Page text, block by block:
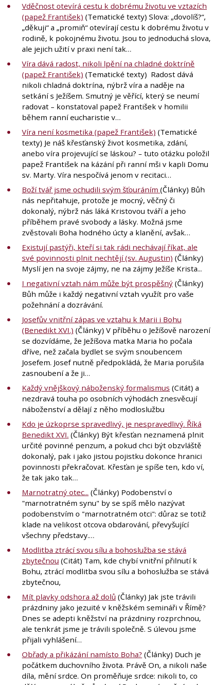
Vděčnost otevírá cestu k dobrému životu ve vztazích
(papež František) (Tematické texty) Slova: „dovolíš?“,
„děkuji“ a „promiň“ otevírají cestu k dobrému životu v
rodině, k pokojnému životu. Jsou to jednoduchá slova,
ale jejich užití v praxi není tak…
Víra dává radost, nikoli lpění na chladné doktríně
(papež František) (Tematické texty) Radost dává
nikoli chladná doktrína, nýbrž víra a naděje na
setkání s Ježíšem. Smutný je věřící, který se neumí
radovat – konstatoval papež František v homilii
během ranní eucharistie v…
Víra není kosmetika (papež František) (Tematické
texty) Je náš křesťanský život kosmetika, zdání,
anebo víra projevující se láskou? – tuto otázku položil
papež František na kázání při ranní mši v kapli Domu
sv. Marty. Víra nespočívá jenom v recitaci…
Boží tvář jsme ochudili svým šťouráním (Články) Bůh
nás nepřitahuje, protože je mocný, věčný či
dokonalý, nýbrž nás láká Kristovou tváří a jeho
příběhem pravé svobody a lásky. Možná jsme
zvěstovali Boha hodného úcty a klanění, avšak…
Existují pastýři, kteří si tak rádi nechávají říkat, ale
své povinnosti plnit nechtějí (sv. Augustin) (Články)
Myslí jen na svoje zájmy, ne na zájmy Ježíše Krista...
I negativní vztah nám může být prospěšný (Články)
Bůh může i každý negativní vztah využít pro vaše
požehnání a dozrávání.
Josefův vnitřní zápas ve vztahu k Marii i Bohu
(Benedikt XVI.) (Články) V příběhu o Ježíšově narození
se dozvídáme, že Ježíšova matka Maria ho počala
dříve, než začala bydlet se svým snoubencem
Josefem. Josef nutně předpokládá, že Maria porušila
zasnoubení a že ji…
Každý vnějškový náboženský formalismus (Citát) a
nezdravá touha po osobních výhodách znesvěcují
náboženství a dělají z něho modloslužbu
Kdo je úzkoprse spravedlivý, je nespravedlivý. Říká
Benedikt XVI. (Články) Být křesťan neznamená plnit
určité povinné penzum, a pokud chci být obzvláště
dokonalý, pak i jako jistou pojistku dokonce hranici
povinnosti překračovat. Křesťan je spíše ten, kdo ví,
že tak jako tak…
Marnotratný otec... (Články) Podobenství o
"marnotratném synu" by se spíš mělo nazývat
podobenstvím o "marnotratném otci": důraz se totiž
klade na velikost otcova obdarování, převyšující
všechny představy.…
Modlitba ztrácí svou sílu a bohoslužba se stává
zbytečnou (Citát) Tam, kde chybí vnitřní přilnutí k
Bohu, ztrácí modlitba svou sílu a bohoslužba se stává
zbytečnou,
Mít plavky odshora až dolů (Články) Jak jste trávili
prázdniny jako jezuité v kněžském semináři v Římě?
Dnes se adepti kněžství na prázdniny rozprchnou,
ale tenkrát jsme je trávili společně. S úlevou jsme
přijali vyhlášení…
Obřady a přikázání namísto Boha? (Články) Duch je
počátkem duchovního života. Právě On, a nikoli naše
díla, mění srdce. On proměňuje srdce: nikoli to, co